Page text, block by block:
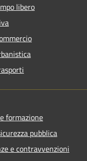
libero
formazione
pubblica
e contravvenzioni